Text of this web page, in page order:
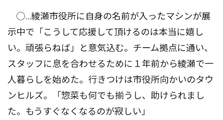
◯…綾瀬市役所に自身の名前が入ったマシンが展
示中で「こうして応援して頂けるのは本当に嬉し
い。頑張らねば」と意気込む。チーム拠点に通い、
スタッフに息を合わせるために１年前から綾瀬で一
人暮らしを始めた。行きつけは市役所向かいのタウ
ンヒルズ。「惣菜も何でも揃うし、助けられまし
た。もうすぐなくなるのが寂しい」